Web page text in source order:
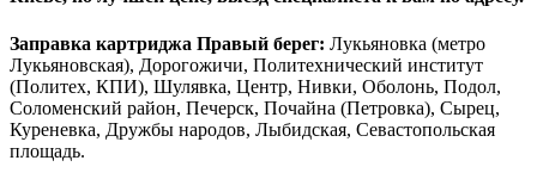
Заправка картриджа Правый берег: Лукьяновка (метро
Лукьяновская), Дорогожичи, Политехнический институт
(Политех, КПИ), Шулявка, Центр, Нивки, Оболонь, Подол,
Соломенский район, Печерск, Почайна (Петровка), Сырец,
Куреневка, Дружбы народов, Лыбидская, Севастопольская
площадь.